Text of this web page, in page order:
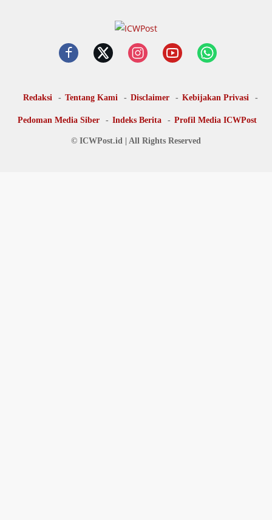
Redaksi Tentang Kami Disclaimer Kebijakan Privasi
Pedoman Media Siber Indeks Berita Profil Media ICWPost
© ICWPost.id | All Rights Reserved